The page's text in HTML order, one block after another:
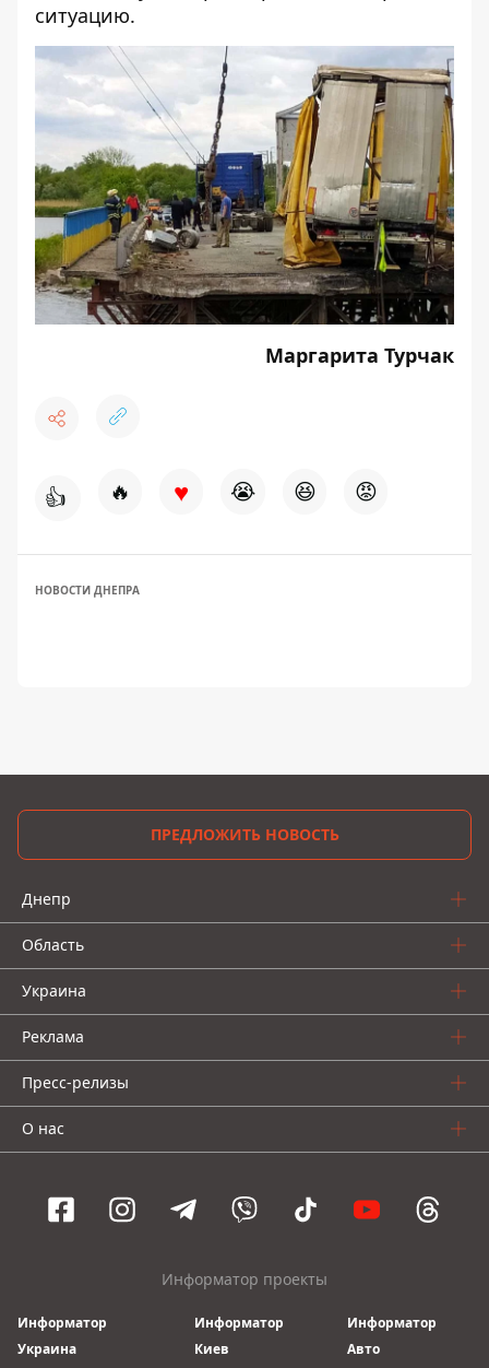
ситуацию.
Маргарита Турчак
👍 🔥 ♥ 😭 😆 😡
НОВОСТИ ДНЕПРА
ПРЕДЛОЖИТЬ НОВОСТЬ
Днепр
Область
Украина
Реклама
Пресс-релизы
О нас
Информатор проекты
Информатор
Украина
Информатор
Киев
Информатор
Авто